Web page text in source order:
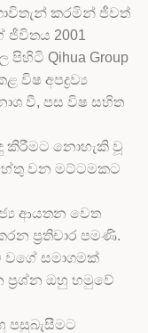
කරමින් ජීවත්
2001
Qihua Group
විෂ අපද්‍රව්‍ය
වී, පස විෂ සහිත
කිරීමට නොහැකි වූ
වන මට්ටමකට
ආයතන වෙත
ප්‍රතිචාර පමණි.
වගේ සමාගමක්
ප්‍රශ්න ඔහු හමුවේ
පසුබැසීමට